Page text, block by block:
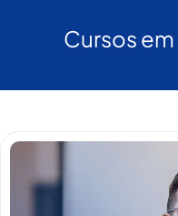
Cursos em